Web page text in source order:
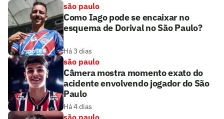
são paulo
Como Iago pode se encaixar no
esquema de Dorival no São Paulo?
Há 3 dias
são paulo
Câmera mostra momento exato do
acidente envolvendo jogador do São
Paulo
Há 4 dias
são paulo